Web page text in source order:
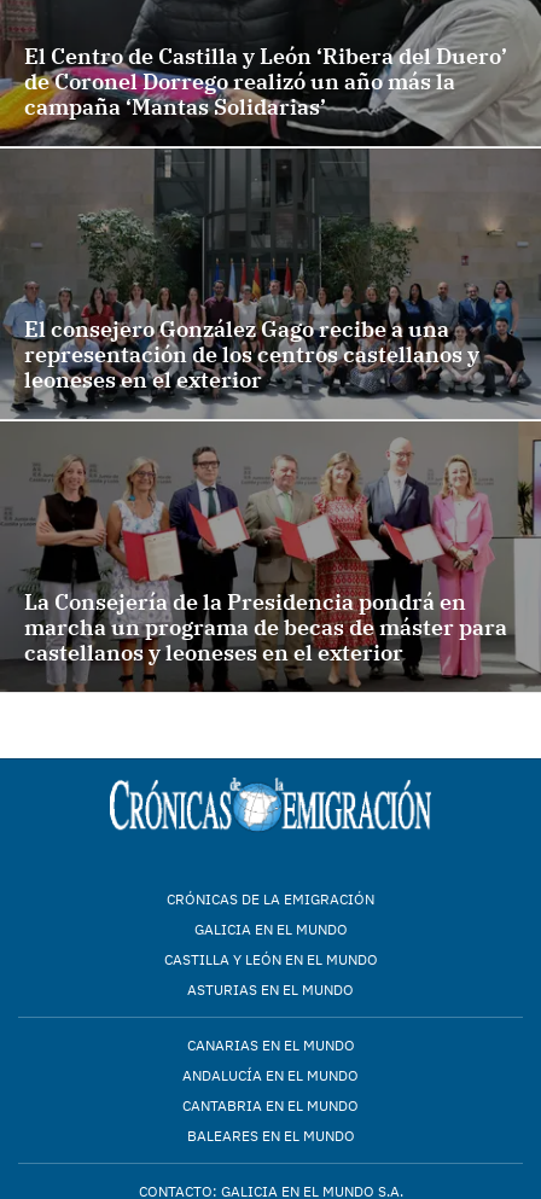
El Centro de Castilla y León ‘Ribera del Duero’
de Coronel Dorrego realizó un año más la
campaña ‘Mantas Solidarias’
El consejero González Gago recibe a una
representación de los centros castellanos y
leoneses en el exterior
La Consejería de la Presidencia pondrá en
marcha un programa de becas de máster para
castellanos y leoneses en el exterior
CRÓNICAS DE LA EMIGRACIÓN
GALICIA EN EL MUNDO
CASTILLA Y LEÓN EN EL MUNDO
ASTURIAS EN EL MUNDO
CANARIAS EN EL MUNDO
ANDALUCÍA EN EL MUNDO
CANTABRIA EN EL MUNDO
BALEARES EN EL MUNDO
CONTACTO: GALICIA EN EL MUNDO S.A.